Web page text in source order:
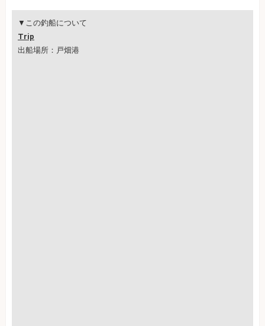
▼この釣船について
Trip
出船場所：戸畑港